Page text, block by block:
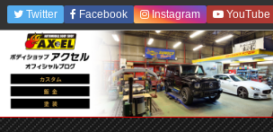
Twitter Facebook Instagram YouTube
Feedly